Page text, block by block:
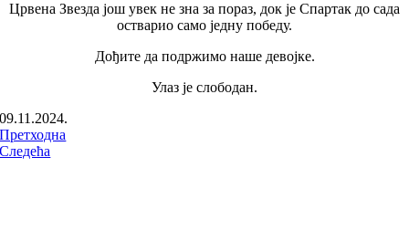
Црвена Звезда још увек не зна за пораз, док је Спартак до сада
остварио само једну победу.
Дођите да подржимо наше девојке.
Улаз је слободан.
09.11.2024.
Претходна
Следећа